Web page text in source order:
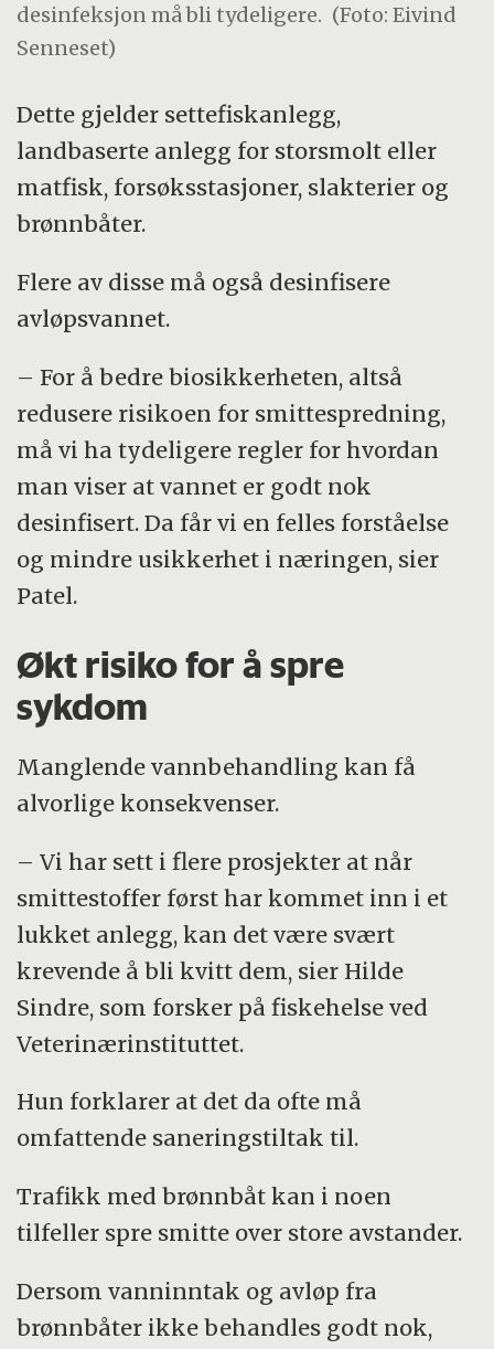
desinfeksjon må bli tydeligere. (Foto: Eivind
Senneset)
Dette gjelder settefiskanlegg,
landbaserte anlegg for storsmolt eller
matfisk, forsøksstasjoner, slakterier og
brønnbåter.
Flere av disse må også desinfisere
avløpsvannet.
– For å bedre biosikkerheten, altså
redusere risikoen for smittespredning,
må vi ha tydeligere regler for hvordan
man viser at vannet er godt nok
desinfisert. Da får vi en felles forståelse
og mindre usikkerhet i næringen, sier
Patel.
Økt risiko for å spre
sykdom
Manglende vannbehandling kan få
alvorlige konsekvenser.
– Vi har sett i flere prosjekter at når
smittestoffer først har kommet inn i et
lukket anlegg, kan det være svært
krevende å bli kvitt dem, sier Hilde
Sindre, som forsker på fiskehelse ved
Veterinærinstituttet.
Hun forklarer at det da ofte må
omfattende saneringstiltak til.
Trafikk med brønnbåt kan i noen
tilfeller spre smitte over store avstander.
Dersom vanninntak og avløp fra
brønnbåter ikke behandles godt nok,